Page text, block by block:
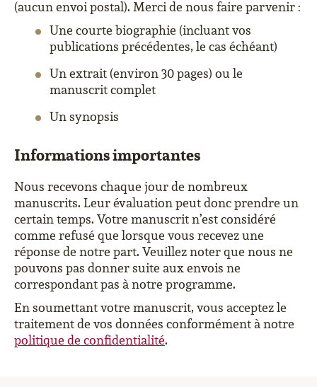
(aucun envoi postal). Merci de nous faire parvenir :
Une courte biographie (incluant vos
publications précédentes, le cas échéant)
Un extrait (environ 30 pages) ou le
manuscrit complet
Un synopsis
Informations importantes
Nous recevons chaque jour de nombreux
manuscrits. Leur évaluation peut donc prendre un
certain temps. Votre manuscrit n’est considéré
comme refusé que lorsque vous recevez une
réponse de notre part. Veuillez noter que nous ne
pouvons pas donner suite aux envois ne
correspondant pas à notre programme.
En soumettant votre manuscrit, vous acceptez le
traitement de vos données conformément à notre
politique de confidentialité.